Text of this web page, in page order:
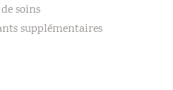
soins
supplémentaires